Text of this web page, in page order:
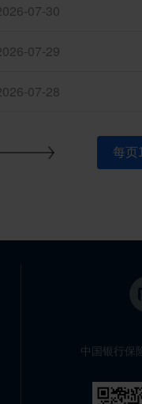
07-30
07-29
07-28
中国银行保